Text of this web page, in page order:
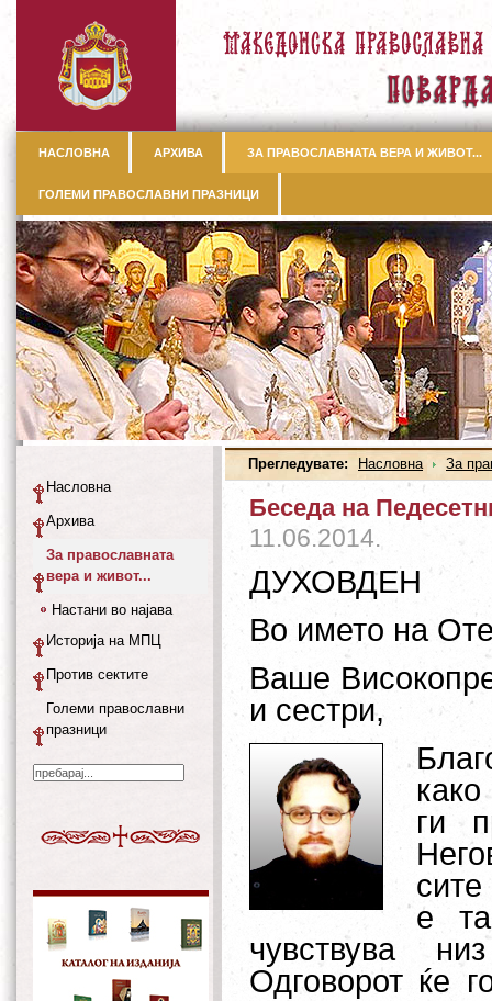
НАСЛОВНА АРХИВА ЗА ПРАВОСЛАВНАТА ВЕРА И ЖИВОТ...
ГОЛЕМИ ПРАВОСЛАВНИ ПРАЗНИЦИ
Прегледувате: Насловна За
Беседа на
11.06.2014.
ДУХОВДЕН
Во името на
Ваше
и сестри,
ги
е
чувствува
Одговорот ќе
Насловна
Архива
За православната
вера и живот...
Настани во најава
Историја на МПЦ
Против сектите
Големи православни
празници